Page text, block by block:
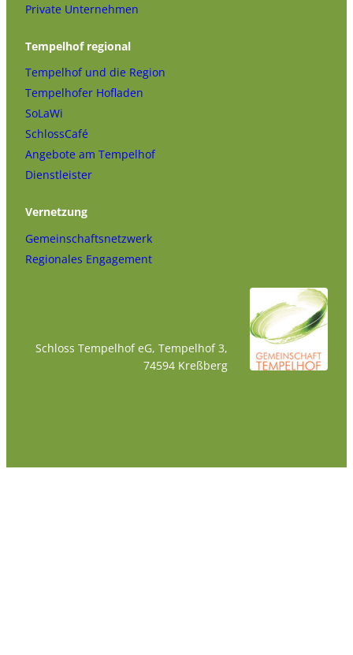
Private Unternehmen
Tempelhof regional
Tempelhof und die Region
Tempelhofer Hofladen
SoLaWi
SchlossCafé
Angebote am Tempelhof
Dienstleister
Vernetzung
Gemeinschaftsnetzwerk
Regionales Engagement
Schloss Tempelhof eG, Tempelhof 3,
74594 Kreßberg